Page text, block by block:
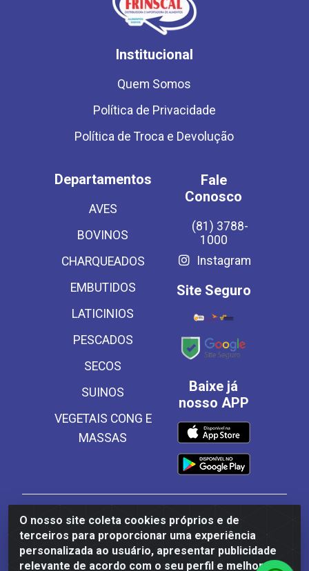
O nosso site coleta cookies próprios e de
terceiros para proporcionar uma experiência
personalizada ao usuário, apresentar publicidade
relevante de acordo com o seu perfil e melhorar a
Institucional
Quem Somos
Política de Privacidade
Política de Troca e Devolução
Departamentos
AVES
BOVINOS
CHARQUEADOS
EMBUTIDOS
LATICINIOS
PESCADOS
SECOS
SUINOS
VEGETAIS CONG E
MASSAS
Fale
Conosco
(81) 3788-
1000
Instagram
Site Seguro
Baixe já
nosso APP
Frinscal - Distribuidora e Importadora de Alimentos
LTDA - Rodovia BR 101 Sul Km 187, 310 Galpão - Santa
Rosa, Palmares/PE - CEP 55540-000 - CNPJ
03.504.437/0001-50